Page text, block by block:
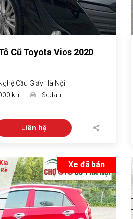
Cũ Toyota Vios 2020
Cầu Giấy Hà Nội
km Sedan
Liên hệ
Xe đã bán